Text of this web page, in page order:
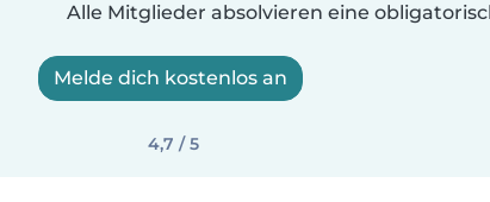
Alle Mitglieder absolvieren eine
Melde dich kostenlos an
4,7 / 5